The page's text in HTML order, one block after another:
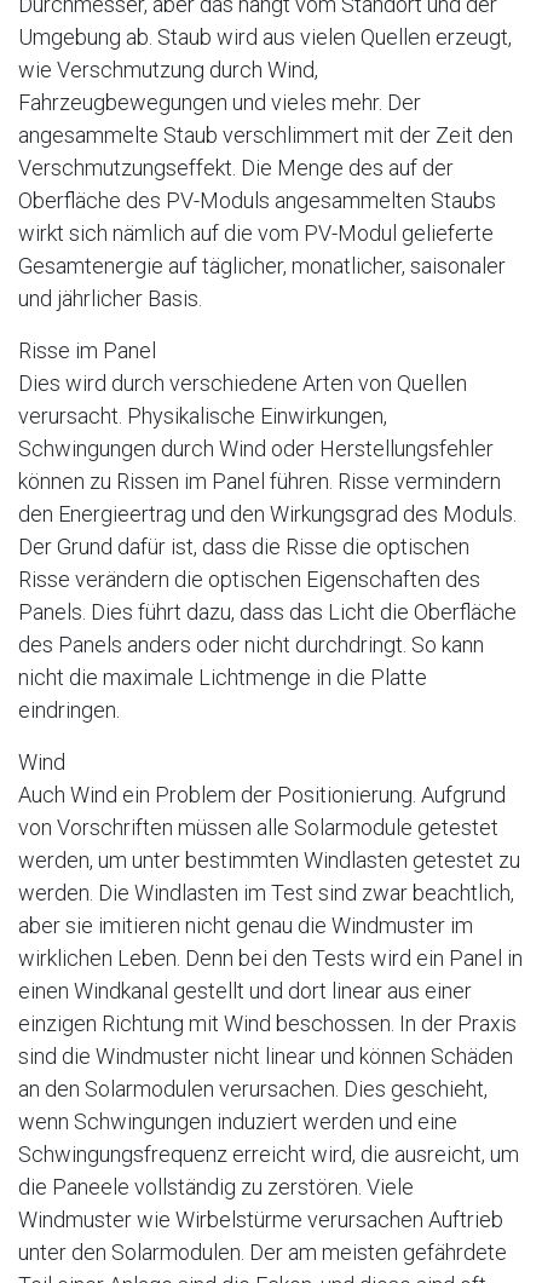
Umgebung ab. Staub wird aus vielen Quellen erzeugt,
wie Verschmutzung durch Wind,
Fahrzeugbewegungen und vieles mehr. Der
angesammelte Staub verschlimmert mit der Zeit den
Verschmutzungseffekt. Die Menge des auf der
Oberfläche des PV-Moduls angesammelten Staubs
wirkt sich nämlich auf die vom PV-Modul gelieferte
Gesamtenergie auf täglicher, monatlicher, saisonaler
und jährlicher Basis.
Risse im Panel
Dies wird durch verschiedene Arten von Quellen
verursacht. Physikalische Einwirkungen,
Schwingungen durch Wind oder Herstellungsfehler
können zu Rissen im Panel führen. Risse vermindern
den Energieertrag und den Wirkungsgrad des Moduls.
Der Grund dafür ist, dass die Risse die optischen
Risse verändern die optischen Eigenschaften des
Panels. Dies führt dazu, dass das Licht die Oberfläche
des Panels anders oder nicht durchdringt. So kann
nicht die maximale Lichtmenge in die Platte
eindringen.
Wind
Auch Wind ein Problem der Positionierung. Aufgrund
von Vorschriften müssen alle Solarmodule getestet
werden, um unter bestimmten Windlasten getestet zu
werden. Die Windlasten im Test sind zwar beachtlich,
aber sie imitieren nicht genau die Windmuster im
wirklichen Leben. Denn bei den Tests wird ein Panel in
einen Windkanal gestellt und dort linear aus einer
einzigen Richtung mit Wind beschossen. In der Praxis
sind die Windmuster nicht linear und können Schäden
an den Solarmodulen verursachen. Dies geschieht,
wenn Schwingungen induziert werden und eine
Schwingungsfrequenz erreicht wird, die ausreicht, um
die Paneele vollständig zu zerstören. Viele
Windmuster wie Wirbelstürme verursachen Auftrieb
unter den Solarmodulen. Der am meisten gefährdete